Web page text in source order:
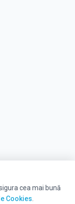
cea mai bună
Cookies